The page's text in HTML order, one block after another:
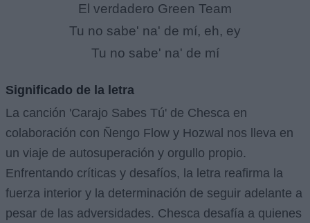
El verdadero Green Team
Tu no sabe' na' de mí, eh, ey
Tu no sabe' na' de mí
Significado de la letra
La canción 'Carajo Sabes Tú' de Chesca en
colaboración con Ñengo Flow y Hozwal nos lleva en
un viaje de autosuperación y orgullo propio.
Enfrentando críticas y desafíos, la letra reafirma la
fuerza interior y la determinación de seguir adelante a
pesar de las adversidades. Chesca desafía a quienes